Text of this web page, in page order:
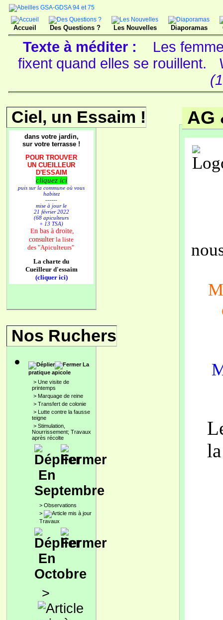
Accueil Des Questions ? Les Nouvelles Diaporamas
Texte à méditer :
Les
fixent quand elles se rouillent.
Ciel, un Essaim !
dans votre jardin,
sur votre terrasse !
POUR TROUVER
UN CUEILLEUR
D'ESSAIM
cliquez ici
puis sur la commune où vous
habitez
------
mise à jour le
21 février 2022
(68 apiculteurs
+ 13 TSA)
En bas à droite,
consulter la liste
des "Apiculteurs"
La charte du
Cueilleur d'essaim
(cliquer ici)
Nos Ruchers
La
pratique apicole
> Une visite de
printemps
> Marquage de reine
> Transfert de colonie
> Lutte contre la fausse
teigne
> Stimulation,
Nourrissement; Travaux
après récolte
En
Septembre
> Observations
>
Travaux
En
Octobre
>
AG